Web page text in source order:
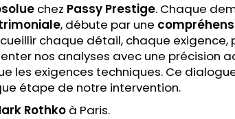
chez Passy Prestige. Chaque
, débute par une
chaque détail, chaque exigence,
nos analyses avec une précision
les exigences techniques. Ce
étape de notre intervention.
Rothko à Paris.